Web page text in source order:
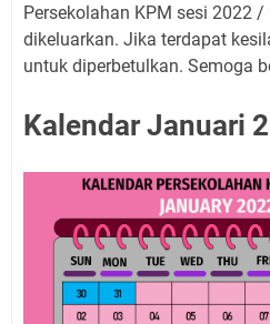
Persekolahan KPM sesi 2022
dikeluarkan. Jika terdapat
untuk diperbetulkan. Semoga
Kalendar Januari